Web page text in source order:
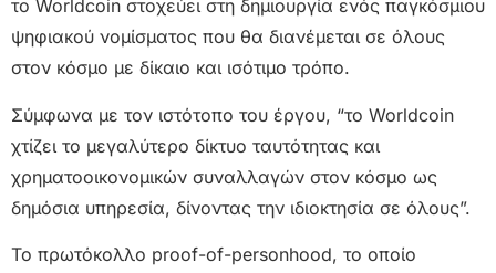
το Worldcoin στοχεύει στη δημιουργία ενός παγκόσμιου
ψηφιακού νομίσματος που θα διανέμεται σε όλους
στον κόσμο με δίκαιο και ισότιμο τρόπο.
Σύμφωνα με τον ιστότοπο του έργου, “το Worldcoin
χτίζει το μεγαλύτερο δίκτυο ταυτότητας και
χρηματοοικονομικών συναλλαγών στον κόσμο ως
δημόσια υπηρεσία, δίνοντας την ιδιοκτησία σε όλους”.
Το πρωτόκολλο proof-of-personhood, το οποίο